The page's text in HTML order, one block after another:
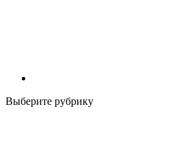
Выберите рубрику